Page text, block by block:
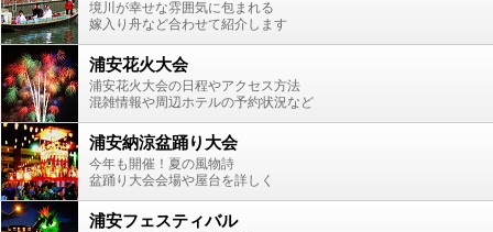
境川が幸せな雰囲気に包まれる
嫁入り舟など合わせて紹介します
浦安花火大会
浦安花火大会の日程やアクセス方法
混雑情報や周辺ホテルの予約状況など
浦安納涼盆踊り大会
今年も開催！夏の風物詩
盆踊り大会会場や屋台を詳しく
浦安フェスティバル